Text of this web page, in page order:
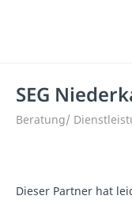
SEG
Beratung/
Dieser Partner hat